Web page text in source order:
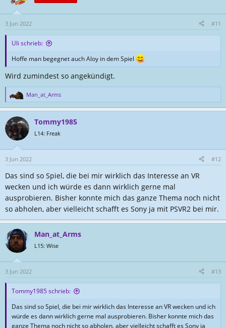
3 Jun 2022 #11
Uli schrieb:
Hoffe man begegnet auch Aloy in dem Spiel
Wird zumindest so angekündigt.
R
e
k
t
o
n
e
n
:
Man_at_Arms
Tommy1985
L14: Freak
3 Jun 2022 #12
Das sind so Spiel, die bei mir wirklich das Interesse an VR
wecken und ich würde es dann wirklich gerne mal
ausprobieren. Bisher konnte mich das ganze Thema noch nicht
so abholen, aber vielleicht schafft es Sony ja mit PSVR2 bei mir.
Man_at_Arms
L15: Wise
3 Jun 2022 #13
Tommy1985 schrieb:
Das sind so Spiel, die bei mir wirklich das Interesse an VR wecken und ich
würde es dann wirklich gerne mal ausprobieren. Bisher konnte mich das
ganze Thema noch nicht so abholen, aber vielleicht schafft es Sony ja